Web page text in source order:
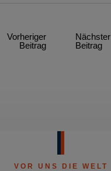
Vorheriger
Beitrag
Nächster
Beitrag
VOR UNS DIE WELT